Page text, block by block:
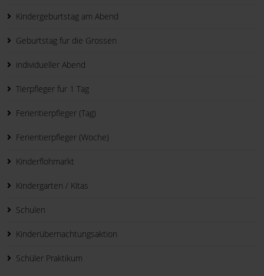
Kindergeburtstag am Abend
Geburtstag fur die Grossen
individueller Abend
Tierpfleger fur 1 Tag
Ferientierpfleger (Tag)
Ferientierpfleger (Woche)
Kinderflohmarkt
Kindergarten / Kitas
Schulen
Kinderübernachtungsaktion
Schüler Praktikum